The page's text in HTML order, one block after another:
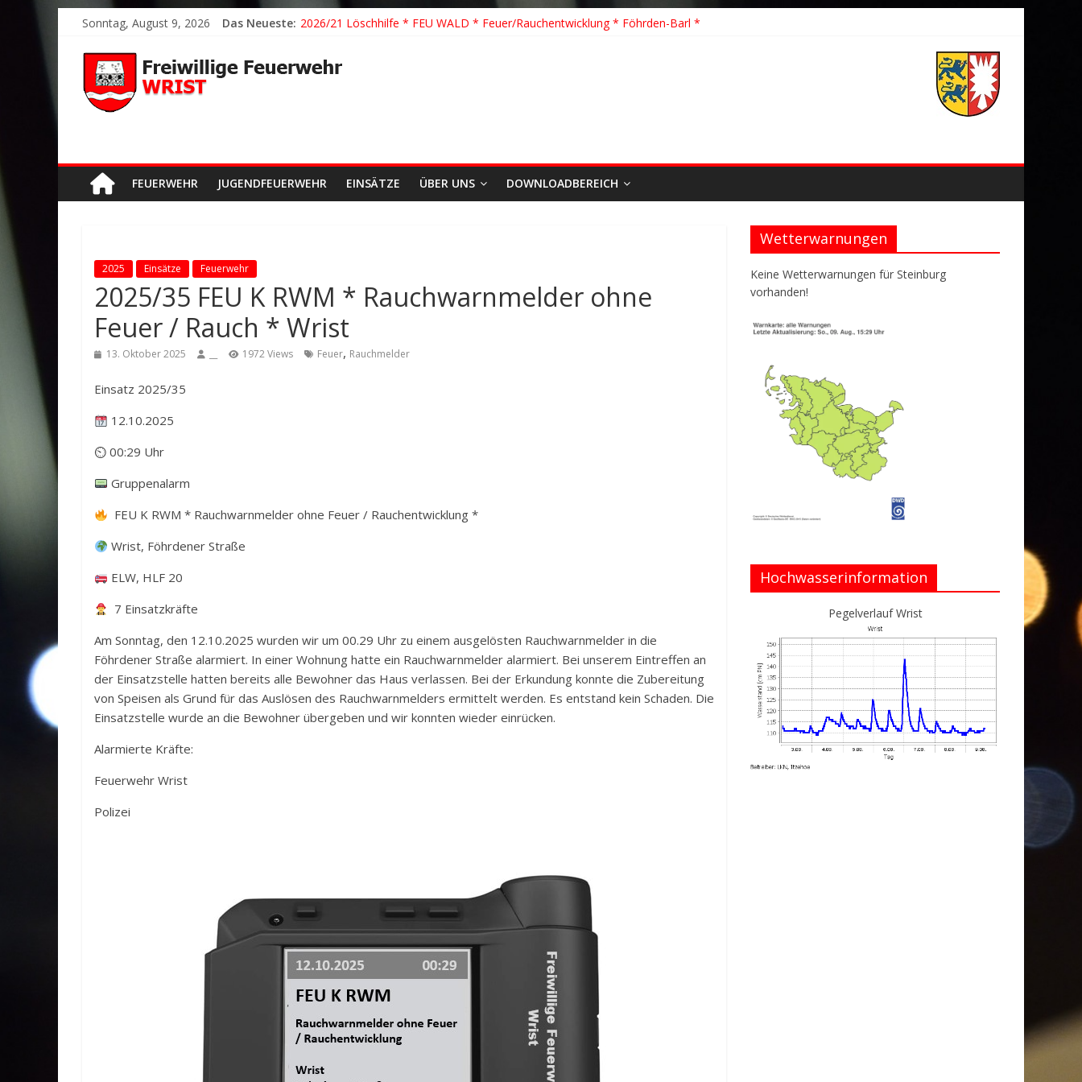
Sonntag, August 9, 2026 Das Neueste: 2026/21 Löschhilfe * FEU WALD * Feuer/Rauchentwicklung * Föhrden-Barl *
2026/23 TH K Y * Person in festsitzendem Aufzug *
2026/22 TH Y * VU * 1 Person klemmt * Hingstheide
FEUERWEHR JUGENDFEUERWEHR EINSÄTZE ÜBER UNS DOWNLOADBEREICH
2025 Einsätze Feuerwehr
2025/35 FEU K RWM * Rauchwarnmelder ohne
Feuer / Rauch * Wrist
13. Oktober 2025 1972 Views Feuer, Rauchmelder
Einsatz 2025/35
12.10.2025
⏲ 00:29 Uhr
Gruppenalarm
FEU K RWM * Rauchwarnmelder ohne Feuer / Rauchentwicklung *
Wrist, Föhrdener Straße
ELW, HLF 20
7 Einsatzkräfte
Am Sonntag, den 12.10.2025 wurden wir um 00.29 Uhr zu einem ausgelösten Rauchwarnmelder in die
Föhrdener Straße alarmiert. In einer Wohnung hatte ein Rauchwarnmelder alarmiert. Bei unserem Eintreffen an
der Einsatzstelle hatten bereits alle Bewohner das Haus verlassen. Bei der Erkundung konnte die Zubereitung
von Speisen als Grund für das Auslösen des Rauchwarnmelders ermittelt werden. Es entstand kein Schaden. Die
Einsatzstelle wurde an die Bewohner übergeben und wir konnten wieder einrücken.
Alarmierte Kräfte:
Feuerwehr Wrist
Polizei
Wetterwarnungen
Keine Wetterwarnungen für Steinburg
vorhanden!
Hochwasserinformation
Pegelverlauf Wrist